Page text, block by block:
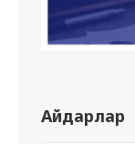
Айдарлар